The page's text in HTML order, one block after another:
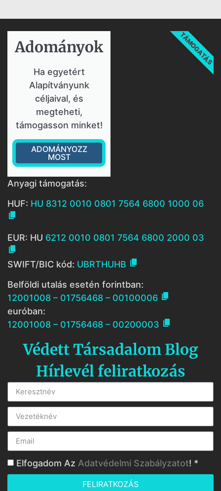
Adományok​
Ha egyetért
Alapítványunk
céljaival, és
megteheti,
támogasson minket!
ADOMÁNYOZZ
MOST
TÁMOGATÁS
Anyagi támogatás:
HUF: HU 8312 0010 0801 7564 6800 1000 06

EUR: HU 6212 0010 0801 7564 6800 2000 03

SWIFT/BIC kód: UBRTHUHB 
Belföldi utalás esetén forintban:
12001008 – 01756468 – 00100006 
euróban:
12001008 – 01756468 – 00200003 
Védett Társadalom Blog
Hírlevél feliratkozás
Elfogadom Az Adatvédelmi Szabályzatot! *
FELIRATKOZÁS